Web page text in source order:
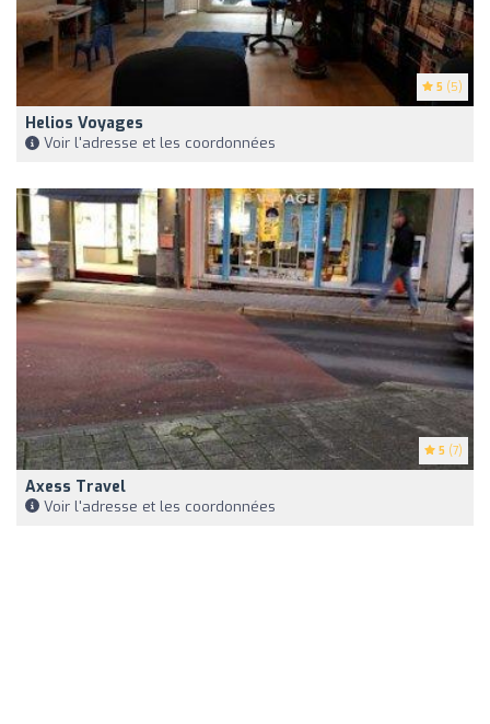
5 (5)
Helios Voyages
Voir l'adresse et les coordonnées
5 (7)
Axess Travel
Voir l'adresse et les coordonnées